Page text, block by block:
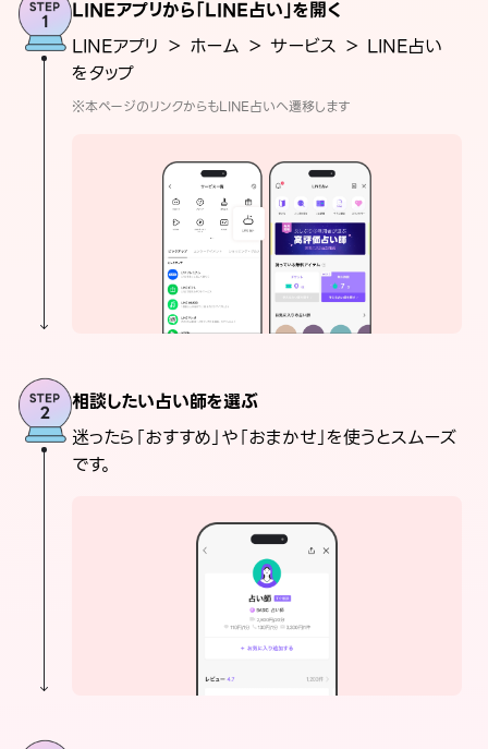
LINEアプリから「LINE占い」を開く
LINEアプリ ＞ ホーム ＞ サービス ＞ LINE占い
をタップ
※本ページのリンクからもLINE占いへ遷移します
相談したい占い師を選ぶ
迷ったら「おすすめ」や「おまかせ」を使うとスムーズ
です。